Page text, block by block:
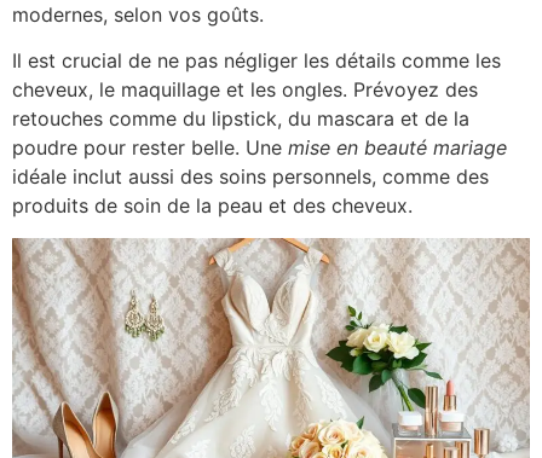
modernes, selon vos goûts.
Il est crucial de ne pas négliger les détails comme les
cheveux, le maquillage et les ongles. Prévoyez des
retouches comme du lipstick, du mascara et de la
poudre pour rester belle. Une mise en beauté mariage
idéale inclut aussi des soins personnels, comme des
produits de soin de la peau et des cheveux.